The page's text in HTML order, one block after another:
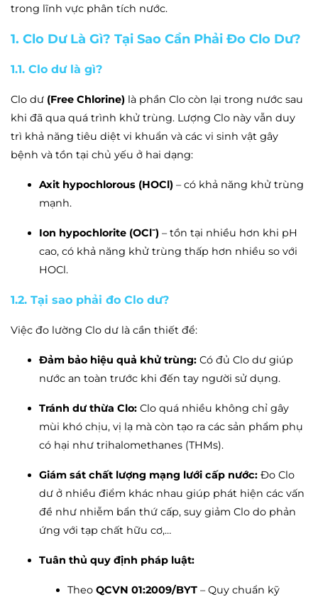
trong lĩnh vực phân tích nước.
1. Clo Dư Là Gì? Tại Sao Cần Phải Đo Clo Dư?
1.1. Clo dư là gì?
Clo dư (Free Chlorine) là phần Clo còn lại trong nước sau
khi đã qua quá trình khử trùng. Lượng Clo này vẫn duy
trì khả năng tiêu diệt vi khuẩn và các vi sinh vật gây
bệnh và tồn tại chủ yếu ở hai dạng:
Axit hypochlorous (HOCl) – có khả năng khử trùng
mạnh.
Ion hypochlorite (OCl⁻) – tồn tại nhiều hơn khi pH
cao, có khả năng khử trùng thấp hơn nhiều so với
HOCl.
1.2. Tại sao phải đo Clo dư?
Việc đo lường Clo dư là cần thiết để:
Đảm bảo hiệu quả khử trùng: Có đủ Clo dư giúp
nước an toàn trước khi đến tay người sử dụng.
Tránh dư thừa Clo: Clo quá nhiều không chỉ gây
mùi khó chịu, vị lạ mà còn tạo ra các sản phẩm phụ
có hại như trihalomethanes (THMs).
Giám sát chất lượng mạng lưới cấp nước: Đo Clo
dư ở nhiều điểm khác nhau giúp phát hiện các vấn
đề như nhiễm bẩn thứ cấp, suy giảm Clo do phản
ứng với tạp chất hữu cơ,…
Tuân thủ quy định pháp luật:
Theo QCVN 01:2009/BYT – Quy chuẩn kỹ